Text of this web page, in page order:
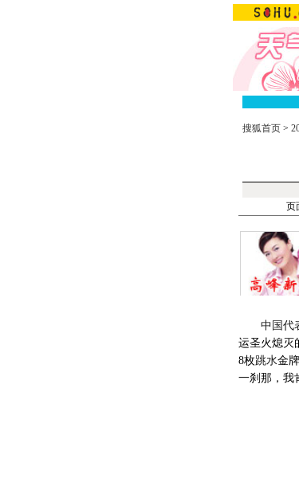
搜狐首页>
页
中国代
运圣火熄灭
8枚跳水金
一刹那，我